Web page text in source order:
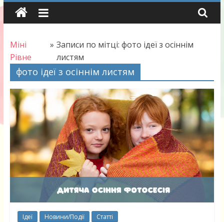
Skip
Міні
Рівне
» Записи по мітці: фото ідеї з осіннім
листям
фото ідеї з осіннім листям
Ідеї Новини/Події Статті